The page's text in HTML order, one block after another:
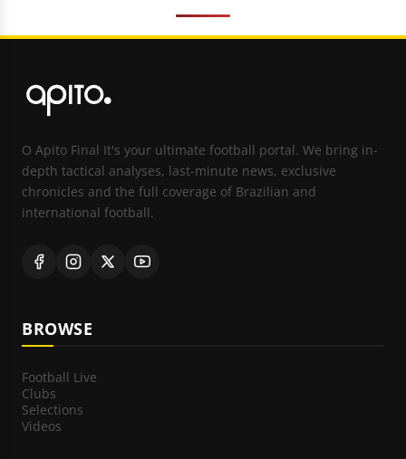
O Apito Final It's your ultimate football portal. We bring in-
depth tactical analyses, last-minute news, exclusive
chronicles and the full coverage of Brazilian and
international football.
BROWSE
Football Live
Clubs
Selections
Videos